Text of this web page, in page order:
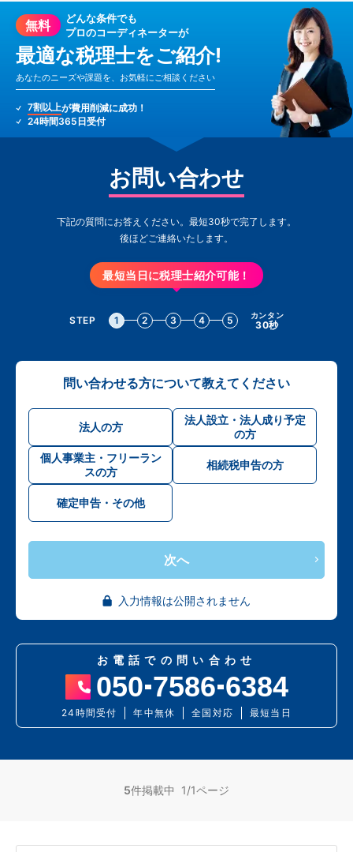
無料
どんな条件でも
プロのコーディネーターが
最適な税理士をご紹介!
あなたのニーズや課題を、お気軽にご相談ください
7割以上が費用削減に成功！
24時間365日受付
お問い合わせ
下記の質問にお答えください。最短30秒で完了します。
後ほどご連絡いたします。
最短当日に税理士紹介可能！
STEP 1 2 3 4 5 カンタン
30秒
問い合わせる方について教えてください
法人の方
法人設立・法人成り予定
の方
個人事業主・フリーラン
スの方
相続税申告の方
確定申告・その他
次へ
入力情報は公開されません
お電話での問い合わせ
050 7586 6384
24時間受付 年中無休 全国対応 最短当日
5件掲載中 1/1ページ